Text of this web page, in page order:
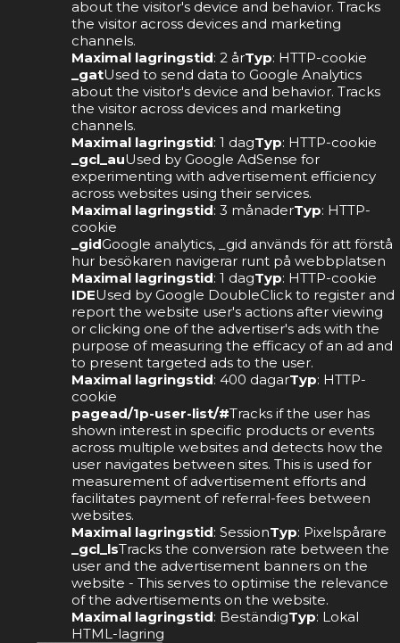
about the visitor's device and behavior. Tracks
the visitor across devices and marketing
channels.
Maximal lagringstid: 2 årTyp: HTTP-cookie
_gatUsed to send data to Google Analytics
about the visitor's device and behavior. Tracks
the visitor across devices and marketing
channels.
Maximal lagringstid: 1 dagTyp: HTTP-cookie
_gcl_auUsed by Google AdSense for
experimenting with advertisement efficiency
across websites using their services.
Maximal lagringstid: 3 månaderTyp: HTTP-
cookie
_gidGoogle analytics, _gid används för att förstå
hur besökaren navigerar runt på webbplatsen
Maximal lagringstid: 1 dagTyp: HTTP-cookie
IDEUsed by Google DoubleClick to register and
report the website user's actions after viewing
or clicking one of the advertiser's ads with the
purpose of measuring the efficacy of an ad and
to present targeted ads to the user.
Maximal lagringstid: 400 dagarTyp: HTTP-
cookie
pagead/1p-user-list/#Tracks if the user has
shown interest in specific products or events
across multiple websites and detects how the
user navigates between sites. This is used for
measurement of advertisement efforts and
facilitates payment of referral-fees between
websites.
Maximal lagringstid: SessionTyp: Pixelspårare
_gcl_lsTracks the conversion rate between the
user and the advertisement banners on the
website - This serves to optimise the relevance
of the advertisements on the website.
Maximal lagringstid: BeständigTyp: Lokal
HTML-lagring